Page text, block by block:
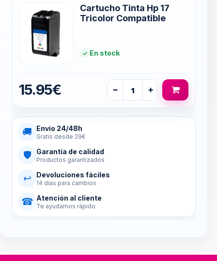
Cartucho Tinta Hp 17
Tricolor Compatible
En stock
15.95€ − +
🚚 Envío 24/48h
Gratis desde 29€
🛡 Garantía de calidad
Productos garantizados
↩ Devoluciones fáciles
14 días para cambios
☎ Atención al cliente
Te ayudamos rápido